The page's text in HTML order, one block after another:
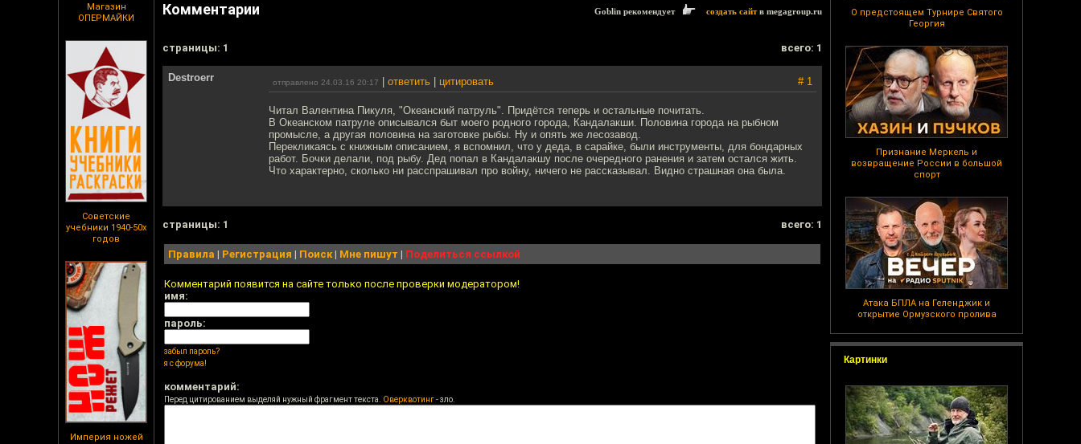
Магазин
ОПЕРМАЙКИ
Советские
учебники 1940-50х
годов
Империя ножей
О предстоящем Турнире Святого
Георгия
Признание Меркель и
возвращение России в большой
спорт
Атака БПЛА на Геленджик и
открытие Ормузского пролива
Картинки
Комментарии Goblin рекомендует создать сайтв megagroup.ru
cтраницы: 1 всего: 1
Destroerr отправлено 24.03.16 20:17 ответить цитировать # 1
Читал Валентина Пикуля, "Океанский патруль". Придётся теперь и остальные почитать.
В Океанском патруле описывался быт моего родного города, Кандалакши. Половина города на рыбном
промысле, а другая половина на заготовке рыбы. Ну и опять же лесозавод.
Перекликаясь с книжным описанием, я вспомнил, что у деда, в сарайке, были инструменты, для бондарных
работ. Бочки делали, под рыбу. Дед попал в Кандалакшу после очередного ранения и затем остался жить.
Что характерно, сколько ни расспрашивал про войну, ничего не рассказывал. Видно страшная она была.
cтраницы: 1 всего: 1
Правила | Регистрация | Поиск| Мне пишут | Поделиться ссылкой
Комментарий появится на сайте только после проверки модератором!
имя:
пароль:
забыл пароль?
я с форума!
комментарий:
Перед цитированием выделяй нужный фрагмент текста. Оверквотинг- зло.